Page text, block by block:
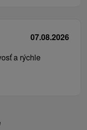
07.08.2026
a rýchle